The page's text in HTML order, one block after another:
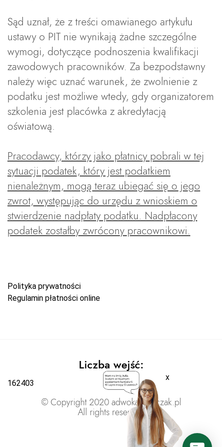
x
Sąd uznał, że z treści omawianego artykułu
ustawy o PIT nie wynikają żadne szczególne
wymogi, dotyczące podnoszenia kwalifikacji
zawodowych pracowników. Za bezpodstawny
należy więc uznać warunek, że zwolnienie z
podatku jest możliwe wtedy, gdy organizatorem
szkolenia jest placówka z akredytacją
oświatową.
Pracodawcy, którzy jako płatnicy pobrali w tej
sytuacji podatek, który jest podatkiem
nienależnym, mogą teraz ubiegać się o jego
zwrot, występując do urzędu z wnioskiem o
stwierdzenie nadpłaty podatku. Nadpłacony
podatek zostałby zwrócony pracownikowi.
Polityka prywatności
Regulamin płatności online
Liczba wejść:
162403
© Copyright 2020 adwokatratajczak.pl
All rights reserved